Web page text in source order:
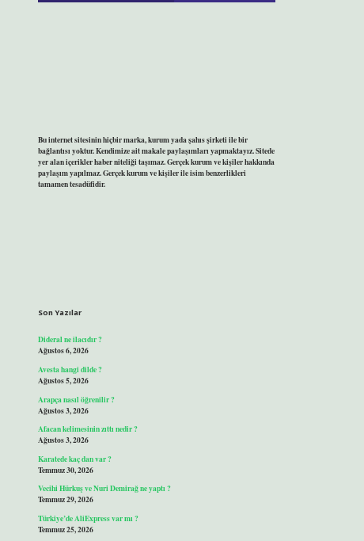
Bu internet sitesinin hiçbir marka, kurum yada şahıs şirketi ile bir
bağlantısı yoktur. Kendimize ait makale paylaşımları yapmaktayız. Sitede
yer alan içerikler haber niteliği taşımaz. Gerçek kurum ve kişiler hakkında
paylaşım yapılmaz. Gerçek kurum ve kişiler ile isim benzerlikleri
tamamen tesadüfidir.
Son Yazılar
Dideral ne ilacıdır ?
Ağustos 6, 2026
Avesta hangi dilde ?
Ağustos 5, 2026
Arapça nasıl öğrenilir ?
Ağustos 3, 2026
Afacan kelimesinin zıttı nedir ?
Ağustos 3, 2026
Karatede kaç dan var ?
Temmuz 30, 2026
Vecihi Hürkuş ve Nuri Demirağ ne yaptı ?
Temmuz 29, 2026
Türkiye’de AliExpress var mı ?
Temmuz 25, 2026